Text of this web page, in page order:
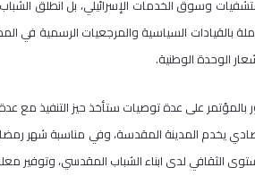
وسوق الخدمات الإسرائيلي، بل انطلق
بالقيادات السياسية والمرجعيات الرسمية في
الوحدة الوطنية.
على عدة توصيات ستأخذ حيز التنفيذ
يخدم المدينة المقدسة، وفي مناسبة شهر
الثقافي لدى ابناء الشباب المقدسي، وتوفير